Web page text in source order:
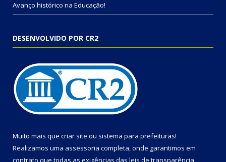
Avanço histórico na Educação!
DESENVOLVIDO POR CR2
Muito mais que criar site ou sistema para prefeituras!
Realizamos uma assessoria completa, onde garantimos em